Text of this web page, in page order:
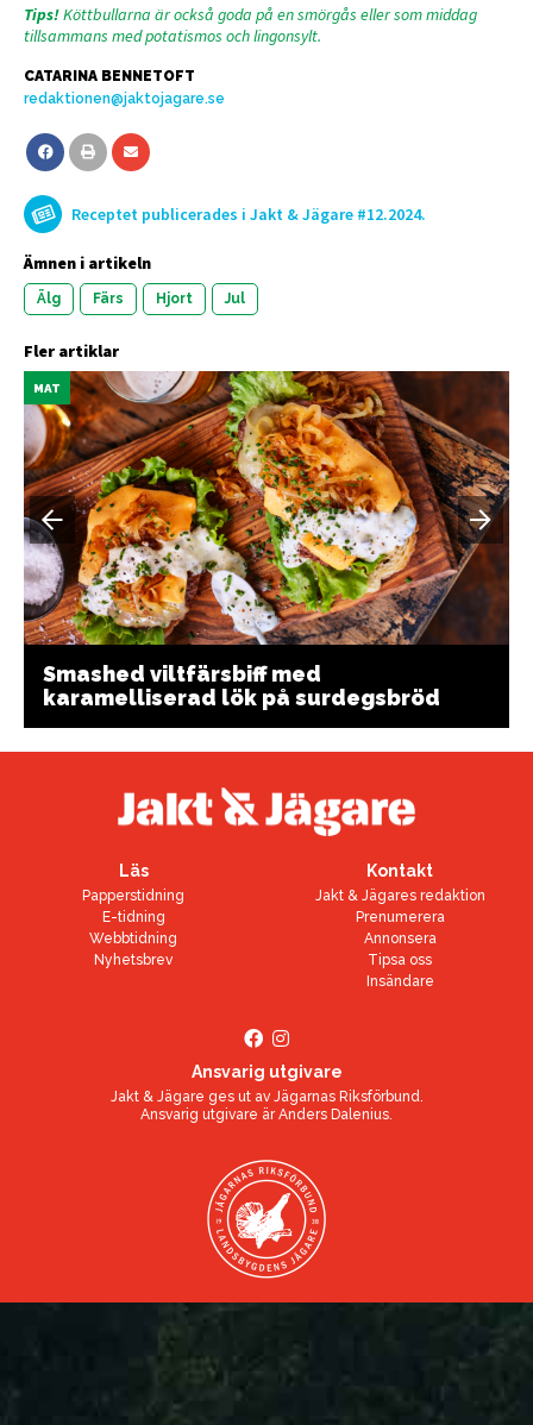
Tips!Köttbullarna är också goda på en smörgås eller som middag
tillsammans med potatismos och lingonsylt.
CATARINA BENNETOFT
redaktionen@jaktojagare.se
Receptet publicerades i Jakt & Jägare #12.2024.
Ämnen i artikeln
Älg Färs Hjort Jul
Fler artiklar
MAT
Smashed viltfärsbiff med
karamelliserad lök på surdegsbröd
Läs
Papperstidning
E-tidning
Webbtidning
Nyhetsbrev
Kontakt
Jakt & Jägares redaktion
Prenumerera
Annonsera
Tipsa oss
Insändare
Ansvarig utgivare
Jakt & Jägare ges ut av Jägarnas Riksförbund.
Ansvarig utgivare ärAnders Dalenius.